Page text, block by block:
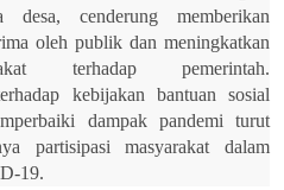
desa, cenderung memberikan
oleh publik dan meningkatkan
terhadap pemerintah.
kebijakan bantuan sosial
dampak pandemi turut
partisipasi masyarakat dalam
19.